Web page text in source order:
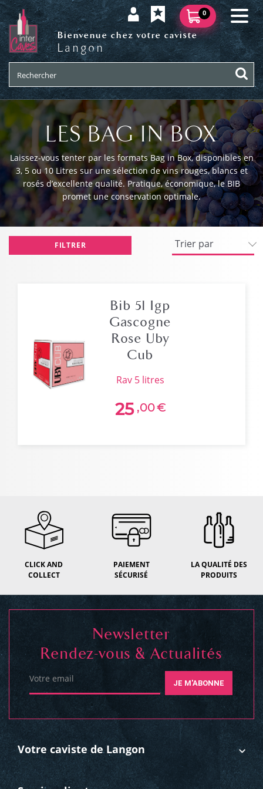
0
Bienvenue chez votre caviste
Langon
LES BAG IN BOX
Laissez-vous tenter par les formats Bag in Box, disponibles en
3, 5 ou 10 Litres sur une sélection de vins rouges, blancs et
rosés d’excellente qualité. Pratique, économique, le BIB
promet une conservation optimale.
FILTRER
Bib 5l Igp
Gascogne
Rose Uby
Cub
rav 5 litres
25 ,00€
CLICK AND
COLLECT
PAIEMENT
SÉCURISÉ
LA QUALITÉ DES
PRODUITS
Votre caviste de Langon
Newsletter
Rendez-vous & Actualités
Votre email JE M'ABONNE